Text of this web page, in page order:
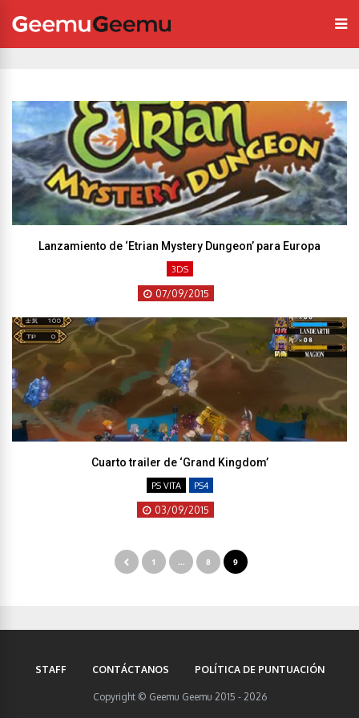
Lanzamiento de ‘Etrian Mystery Dungeon’ para Europa
3DS
07/09/2015
Cuarto trailer de ‘Grand Kingdom’
PS VITA PS4
03/09/2015
1 … 8 9
STAFF CONTÁCTANOS POLÍTICA DE PUNTUACIÓN
Copyright © Geemu Geemu 2015 - 2026